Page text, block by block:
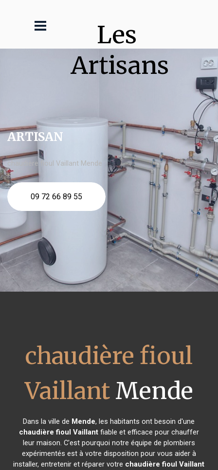
Les
Artisans
ARTISAN
chaudière fioul Vaillant Mende
09 72 66 89 55
chaudière fioul
VaillantMende
Dans la ville de Mende, les habitants ont besoin d'une
chaudière fioul Vaillantfiable et efficace pour chauffer
leur maison. C'est pourquoi notre équipe de plombiers
expérimentés est à votre disposition pour vous aider à
installer, entretenir et réparer votre chaudière fioul Vaillant